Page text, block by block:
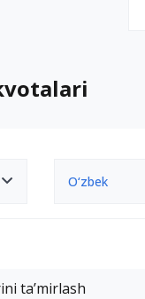
O‘zbek
taʼmirlash